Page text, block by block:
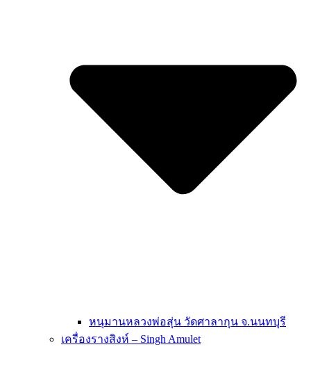
หนุมานหลวงพ่อสุ่น วัดศาลากุน จ.นนทบุรี
เครื่องรางสิงห์ – Singh Amulet